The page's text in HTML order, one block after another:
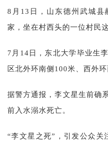
8月13日，山东德州武城县
家，坐在村西头的一位村民
7月14日，东北大学毕业生
区北外环南侧100米、西外
据警方通报，李文星生前确
前入水溺水死亡。
“李文星之死”，引发公众关